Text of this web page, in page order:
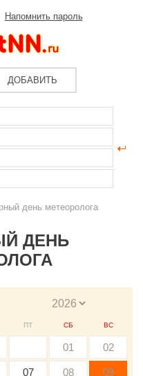
Напомнить пароль
ДОБАВИТЬ
день метеоролога
ДЕНЬ
ПТ СБ ВС
01 02
07 08 09